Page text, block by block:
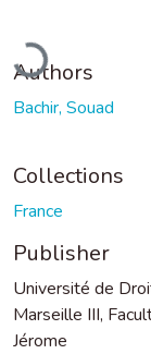
Loading...
Authors
Bachir, Souad
Collections
France
Publisher
Université de
Marseille III,
Jérome